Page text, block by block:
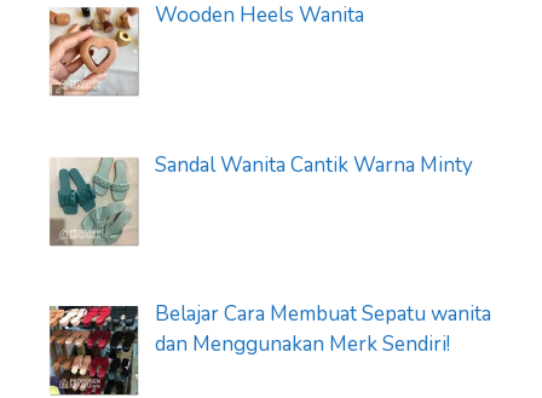
Wooden Heels Wanita
Sandal Wanita Cantik Warna Minty
Belajar Cara Membuat Sepatu wanita
dan Menggunakan Merk Sendiri!